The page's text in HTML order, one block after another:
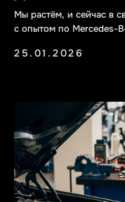
Мы растём, и сейчас в
с опытом по Mercedes-
25.01.2026